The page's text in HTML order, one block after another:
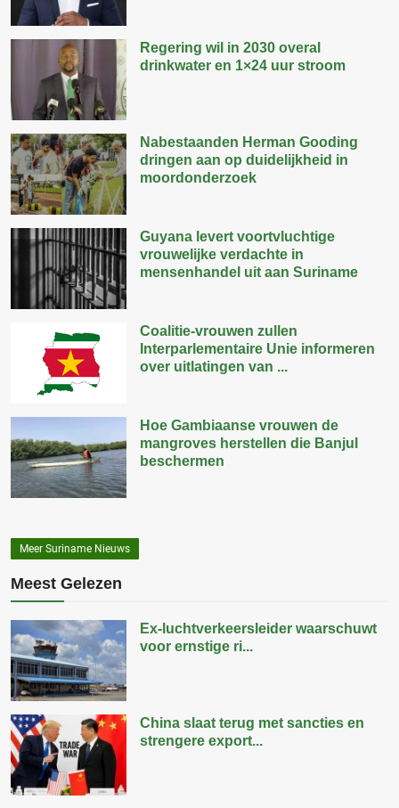
Regering wil in 2030 overal
drinkwater en 1×24 uur stroom
Nabestaanden Herman Gooding
dringen aan op duidelijkheid in
moordonderzoek
Guyana levert voortvluchtige
vrouwelijke verdachte in
mensenhandel uit aan Suriname
Coalitie-vrouwen zullen
Interparlementaire Unie informeren
over uitlatingen van ...
Hoe Gambiaanse vrouwen de
mangroves herstellen die Banjul
beschermen
Meer Suriname Nieuws
Meest Gelezen
Ex-luchtverkeersleider waarschuwt
voor ernstige ri...
China slaat terug met sancties en
strengere export...